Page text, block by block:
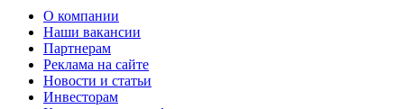
О компании
Наши вакансии
Партнерам
Реклама на сайте
Новости и статьи
Инвесторам